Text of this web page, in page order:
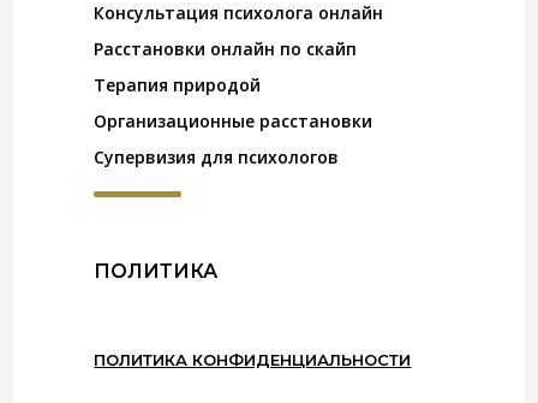
Консультация психолога онлайн
Расстановки онлайн по скайп
Терапия природой
Организационные расстановки
Супервизия для психологов
ПОЛИТИКА
ПОЛИТИКА КОНФИДЕНЦИАЛЬНОСТИ